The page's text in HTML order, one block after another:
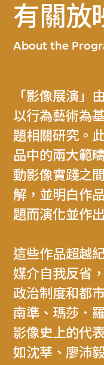
有關放
About the
「影像展演」
以行為藝術為
題相關研究。
品中的兩大範
動影像實踐之
解，並明白作
題而演化並作
這些作品超越
媒介自我反省
政治制度和都
南準、瑪莎．
影像史上的代
如沈莘、廖沛